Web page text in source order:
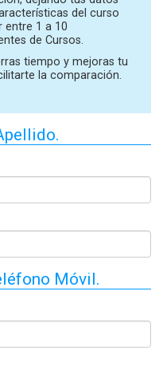
del curso
entre 1 a 10
de Cursos.
tiempo y mejoras tu
la comparación.
Móvil.